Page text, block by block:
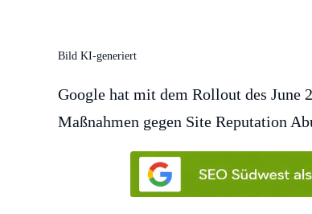
Bild KI-generiert
Google hat mit dem Rollout des June
Maßnahmen gegen Site Reputation